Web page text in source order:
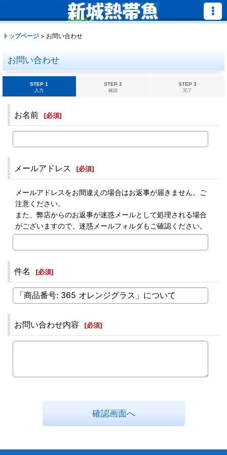
トップページ > お問い合わせ
お問い合わせ
STEP 1
入力
STEP 2
確認
STEP 3
完了
お名前 [必須]
メールアドレス [必須]
メールアドレスをお間違えの場合はお返事が届きません。ご
注意ください。
また、弊店からのお返事が迷惑メールとして処理される場合
がございますので、迷惑メールフォルダもご確認ください。
件名 [必須]
お問い合わせ内容 [必須]
確認画面へ